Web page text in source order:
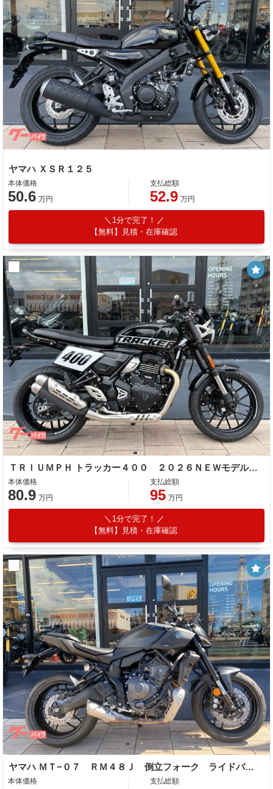
ヤマハ ＸＳＲ１２５
本体価格
50.6 万円
支払総額
52.9 万円
1分で完了！
【無料】見積・在庫確認
ＴＲＩＵＭＰＨ トラッカー４００ ２０２６ＮＥＷモデル フラットトラック トルクアシストクラッチ トラクションコントロール
本体価格
80.9 万円
支払総額
95 万円
1分で完了！
【無料】見積・在庫確認
ヤマハ ＭＴ−０７ ＲＭ４８Ｊ 倒立フォーク ライドバイワイヤ ５インチＴＦＴディスプレイ
本体価格 支払総額